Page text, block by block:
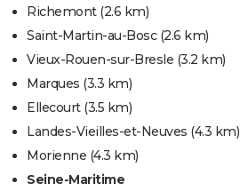
Richemont(2.6 km)
Saint-Martin-au-Bosc(2.6 km)
Vieux-Rouen-sur-Bresle (3.2 km)
Marques (3.3 km)
Ellecourt(3.5 km)
Landes-Vieilles-et-Neuves (4.3 km)
Morienne (4.3 km)
Seine-Maritime